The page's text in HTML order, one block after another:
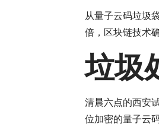
从量子云码垃圾
倍，区块链技术
垃圾
清晨六点的西安
位加密的量子云